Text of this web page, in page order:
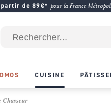
partir de 89€* pour la France
CUISINE
Chasseur